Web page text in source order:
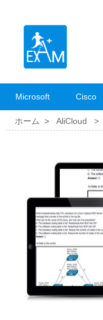
Microsoft Cisco
ホーム > AliCloud >